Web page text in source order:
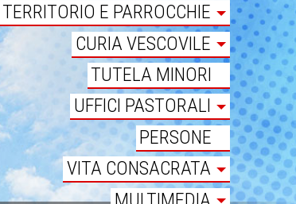
TERRITORIO E PARROCCHIE
CURIA VESCOVILE
TUTELA MINORI
UFFICI PASTORALI
PERSONE
VITA CONSACRATA